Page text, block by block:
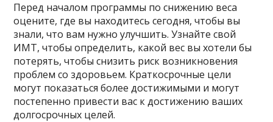
Перед началом программы по снижению веса
оцените, где вы находитесь сегодня, чтобы вы
знали, что вам нужно улучшить. Узнайте свой
ИМТ, чтобы определить, какой вес вы хотели бы
потерять, чтобы снизить риск возникновения
проблем со здоровьем. Краткосрочные цели
могут показаться более достижимыми и могут
постепенно привести вас к достижению ваших
долгосрочных целей.